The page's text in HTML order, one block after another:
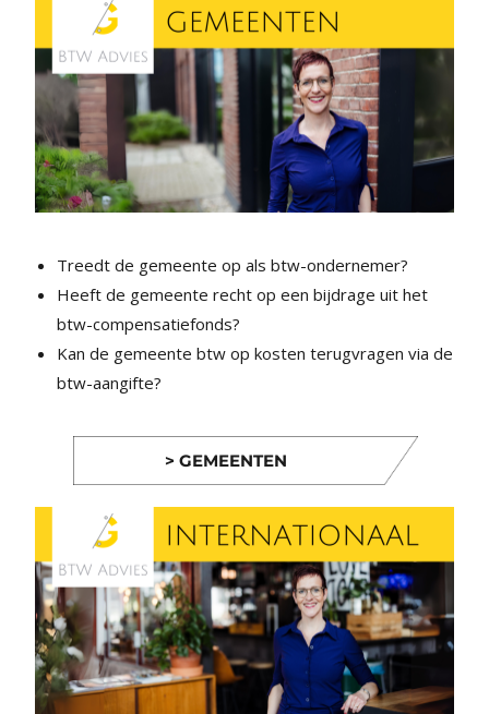
Treedt de gemeente op als btw-ondernemer?
Heeft de gemeente recht op een bijdrage uit het
btw-compensatiefonds?
Kan de gemeente btw op kosten terugvragen via de
btw-aangifte?
> GEMEENTEN